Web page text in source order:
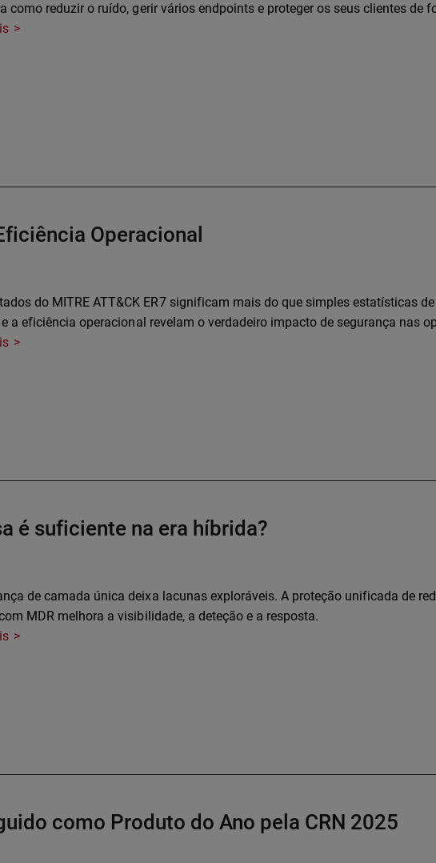
como reduzir o ruído, gerir vários endpoints e proteger os seus clientes de
Operacional
do MITRE ATT&CK ER7 significam mais do que simples estatísticas
a eficiência operacional revelam o verdadeiro impacto de segurança nas
é suficiente na era híbrida?
de camada única deixa lacunas exploráveis. A proteção unificada de
MDR melhora a visibilidade, a deteção e a resposta.
como Produto do Ano pela CRN 2025